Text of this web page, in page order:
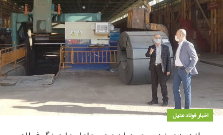
اخبار فولاد متیل